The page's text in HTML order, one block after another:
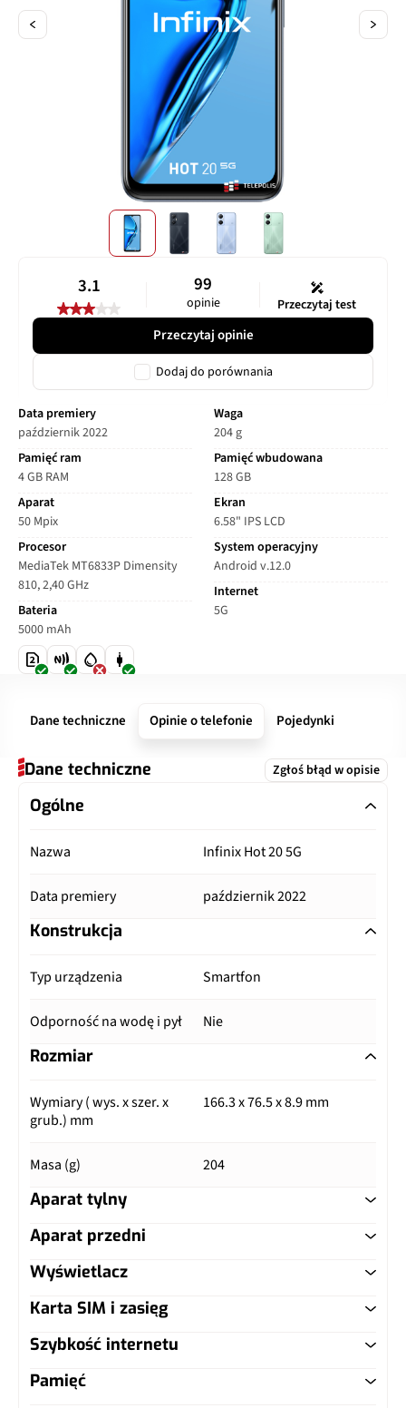
3.1 99
opinie Przeczytaj test
Przeczytaj opinie
Dodaj do porównania
Data premiery
październik 2022
Pamięć ram
4 GB RAM
Aparat
50 Mpix
Procesor
MediaTek MT6833P Dimensity
810, 2,40 GHz
Bateria
5000 mAh
Waga
204 g
Pamięć wbudowana
128 GB
Ekran
6.58" IPS LCD
System operacyjny
Android v.12.0
Internet
5G
Dane techniczne Opinie o telefonie Pojedynki
Dane techniczne Zgłoś błąd w opisie
Ogólne
Nazwa Infinix Hot 20 5G
Data premiery październik 2022
Konstrukcja
Typ urządzenia Smartfon
Odporność na wodę i pył Nie
Rozmiar
Wymiary ( wys. x szer. x
grub.) mm
166.3 x 76.5 x 8.9 mm
Masa (g) 204
Aparat tylny
Główny aparat
Autofocus
Matryca
Aparat przedni
Główny aparat
Lampa błyskowa
Wyświetlacz
Typ ekranu
Karta SIM i zasięg
Typ karty SIM
Szybkość internetu
LTE
Pamięć